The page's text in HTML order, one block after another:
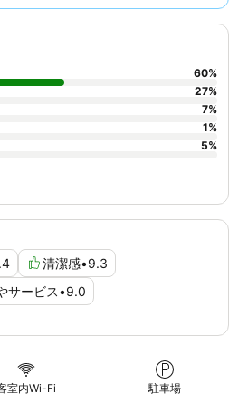
清潔感•9.3
サービス•9.0
60%
27%
7%
1%
5%
室内Wi-Fi 駐車場